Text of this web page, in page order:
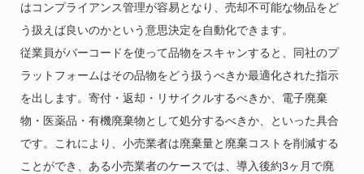
はコンプライアンス管理が容易となり、売却不可能な物品をど
う扱えば良いのかという意思決定を自動化できます。
従業員がバーコードを使って品物をスキャンすると、同社のプ
ラットフォームはその品物をどう扱うべきか最適化された指示
を出します。寄付・返却・リサイクルするべきか、電子廃棄
物・医薬品・有機廃棄物として処分するべきか、といった具合
です。これにより、小売業者は廃棄量と廃棄コストを削減する
ことができ、ある小売業者のケースでは、導入後約3ヶ月で廃